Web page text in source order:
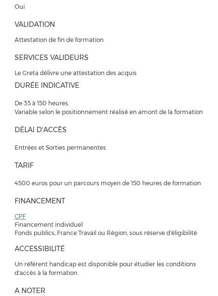
Oui
VALIDATION
Attestation de fin de formation
SERVICES VALIDEURS
Le Greta délivre une attestation des acquis
DURÉE INDICATIVE
De 35 à 150 heures.
Variable selon le positionnement réalisé en amont de la formation
DÉLAI D'ACCÈS
Entrées et Sorties permanentes
TARIF
4500 euros pour un parcours moyen de 150 heures de formation
FINANCEMENT
CPF
Financement individuel
Fonds publics, France Travail ou Région, sous réserve d'éligibilité
ACCESSIBILITÉ
Un référent handicap est disponible pour étudier les conditions
d'accès à la formation.
A NOTER